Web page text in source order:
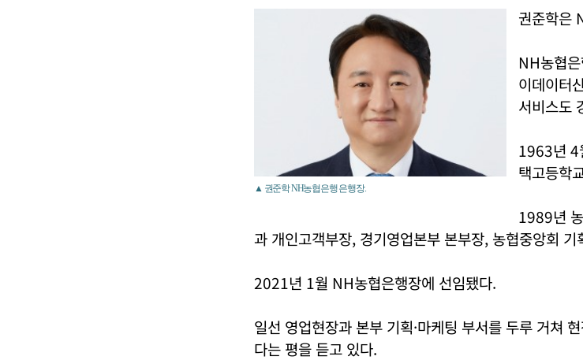
▲ 권준학 NH농협은행 은행장.
권준학은
NH농협
이데이터
서비스도
1963년 4
택고등학
1989년
과 개인고객부장, 경기영업본부 본부장, 농협중앙회
2021년 1월 NH농협은행장에 선임됐다.
일선 영업현장과 본부 기획·마케팅 부서를 두루 거쳐
다는 평을 듣고 있다.